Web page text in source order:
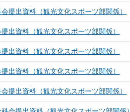
提出資料（観光文化スポーツ部関係）
出資料（観光文化スポーツ部関係）
出資料（観光文化スポーツ部関係）
出資料（観光文化スポーツ部関係）
提出資料（観光文化スポーツ部関係）